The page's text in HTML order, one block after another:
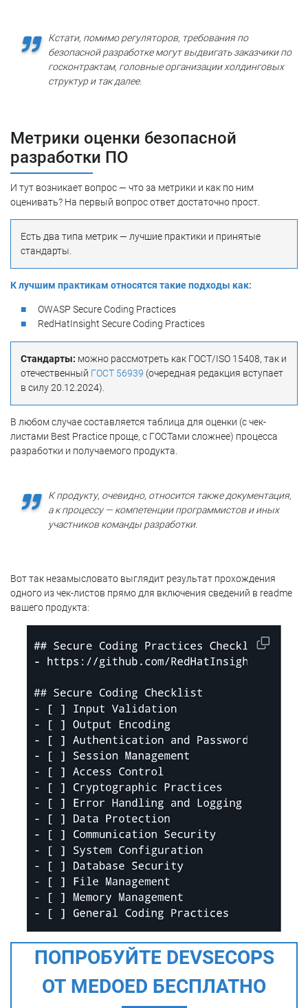
Кстати, помимо регуляторов, требования по
безопасной разработке могут выдвигать заказчики по
госконтрактам, головные организации холдинговых
структур и так далее.
Метрики оценки безопасной
разработки ПО
И тут возникает вопрос — что за метрики и как по ним
оценивать? На первый вопрос ответ достаточно прост.
Есть два типа метрик — лучшие практики и принятые
стандарты.
К лучшим практикам относятся такие подходы как:
OWASP Secure Coding Practices
RedHatInsight Secure Coding Practices
Стандарты: можно рассмотреть как ГОСТ/ISO 15408, так и
отечественный ГОСТ 56939 (очередная редакция вступает
в силу 20.12.2024).
В любом случае составляется таблица для оценки (с чек-
листами Best Practice проще, с ГОСТами сложнее) процесса
разработки и получаемого продукта.
К продукту, очевидно, относится также документация,
а к процессу — компетенции программистов и иных
участников команды разработки.
Вот так незамысловато выглядит результат прохождения
одного из чек-листов прямо для включения сведений в readme
вашего продукта:
ПОПРОБУЙТЕ DEVSECOPS
ОТ MEDOED БЕСПЛАТНО